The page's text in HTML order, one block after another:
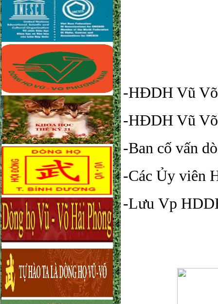
-HĐDH Vũ
-HĐDH Vũ
-Ban cố vấn
-Các Ủy viên
-Lưu